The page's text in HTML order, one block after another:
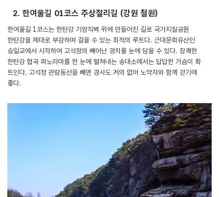
2. 한여울길 01코스 주상절리길 (강원 철원)
한여울길 1코스는 한탄강 기암직벽 위에 만들어진 길로 국가지질공원
한탄강을 제대로 부감하며 걸을 수 있는 최적의 루트다. 근대문화유산인
승일교에서 시작하여 고석정의 빼어난 경치를 눈에 담을 수 있다. 장쾌한
한탄강 협곡 파노라마를 한 눈에 펼쳐내는 송대소에서는 답답한 가슴이 확
트인다. 고석정 관람동선을 빼면 경사도 거의 없어 노약자와 함께 걷기에
좋다.